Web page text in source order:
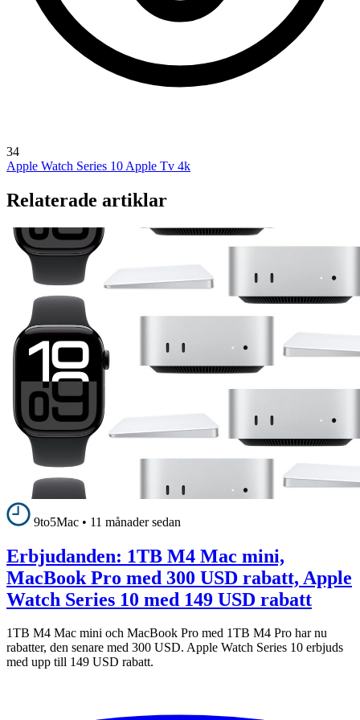
34
Apple Watch Series 10 Apple Tv 4k
Relaterade artiklar
9to5Mac • 11 månader sedan
Erbjudanden: 1TB M4 Mac mini,
MacBook Pro med 300 USD rabatt, Apple
Watch Series 10 med 149 USD rabatt
1TB M4 Mac mini och MacBook Pro med 1TB M4 Pro har nu
rabatter, den senare med 300 USD. Apple Watch Series 10 erbjuds
med upp till 149 USD rabatt.